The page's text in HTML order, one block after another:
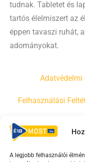
A legjobb felhasználói
tudnak. Tabletet és
tartós élelmiszert az
éppen tavaszi ruhát,
adományokat.
Adatvédelmi
Felhasználási
Irányelvek